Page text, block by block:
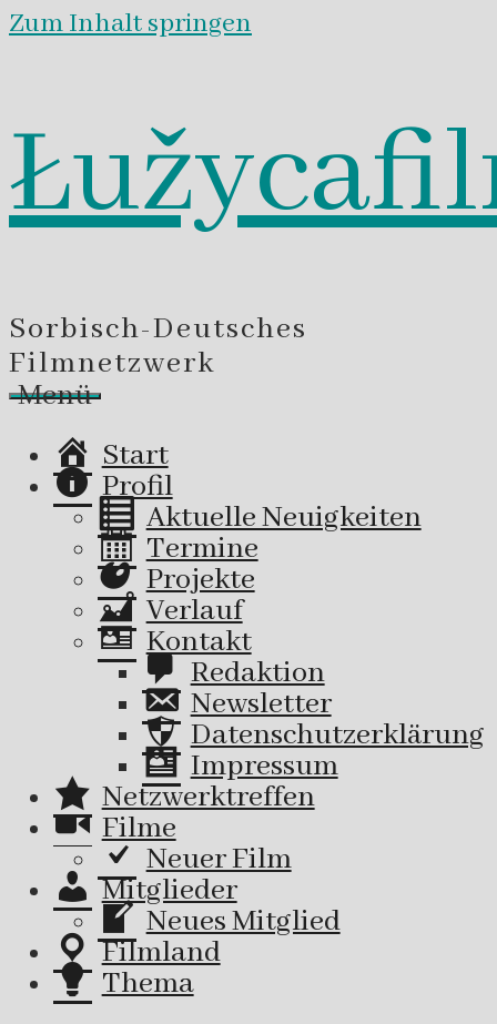
Zum Inhalt springen
Sorbisch-Deutsches
Filmnetzwerk
Menü
Start
Profil
Aktuelle Neuigkeiten
Termine
Projekte
Verlauf
Kontakt
Redaktion
Newsletter
Datenschutzerklärung
Impressum
Netzwerktreffen
Filme
Neuer Film
Mitglieder
Neues Mitglied
Filmland
Thema